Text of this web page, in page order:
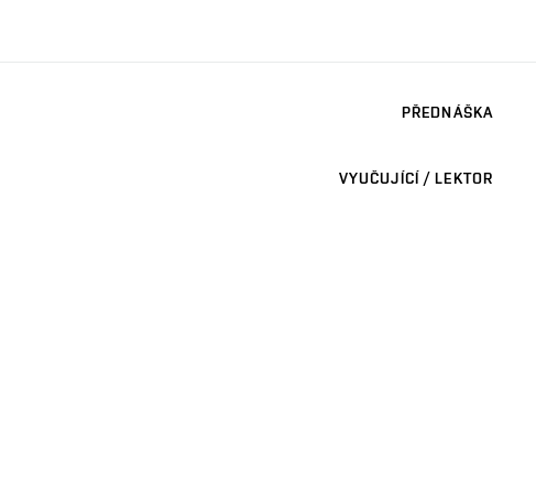
PŘEDNÁŠKA
VYUČUJÍCÍ / LEKTOR